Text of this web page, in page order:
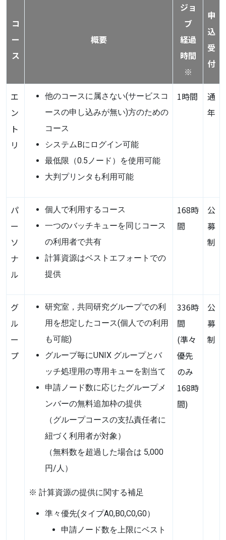
コ
ー
ス
概要
ジョ
ブ
経過
時間
※
申
込
受
付
エ
ン
ト
リ
他のコースに属さない(サービスコ
ースの申し込みが無い)方のための
コース
システムBにログイン可能
最低限（0.5ノード）を使用可能
大判プリンタも利用可能
1時間
通
年
パ
ー
ソ
ナ
ル
個人で利用するコース
一つのバッチキューを同じコース
の利用者で共有
計算資源はベストエフォートでの
提供
168時
間
公
募
制
グ
ル
ー
プ
研究室，共同研究グループでの利
用を想定したコース(個人での利用
も可能)
グループ毎にUNIX グループとバ
ッチ処理用の専用キューを割当て
申請ノード数に応じたグループメ
ンバーの無料追加枠の提供
（グループコースの支払責任者に
紐づく利用者が対象）
（無料数を超過した場合は 5,000
円/人）
※ 計算資源の提供に関する補足
準々優先(タイプA0,B0,C0,G0）
申請ノード数を上限にベスト
336時
間
(準々
優先
のみ
168時
間)
公
募
制